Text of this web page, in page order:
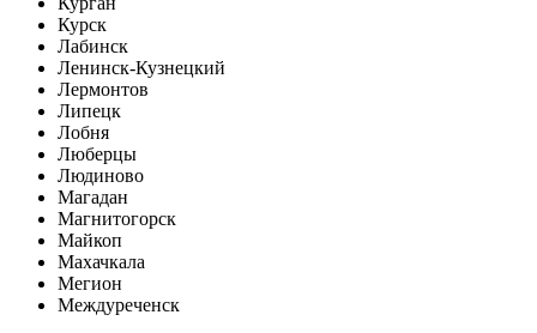
Курск
Лабинск
Ленинск-Кузнецкий
Лермонтов
Липецк
Лобня
Люберцы
Людиново
Магадан
Магнитогорск
Майкоп
Махачкала
Мегион
Междуреченск